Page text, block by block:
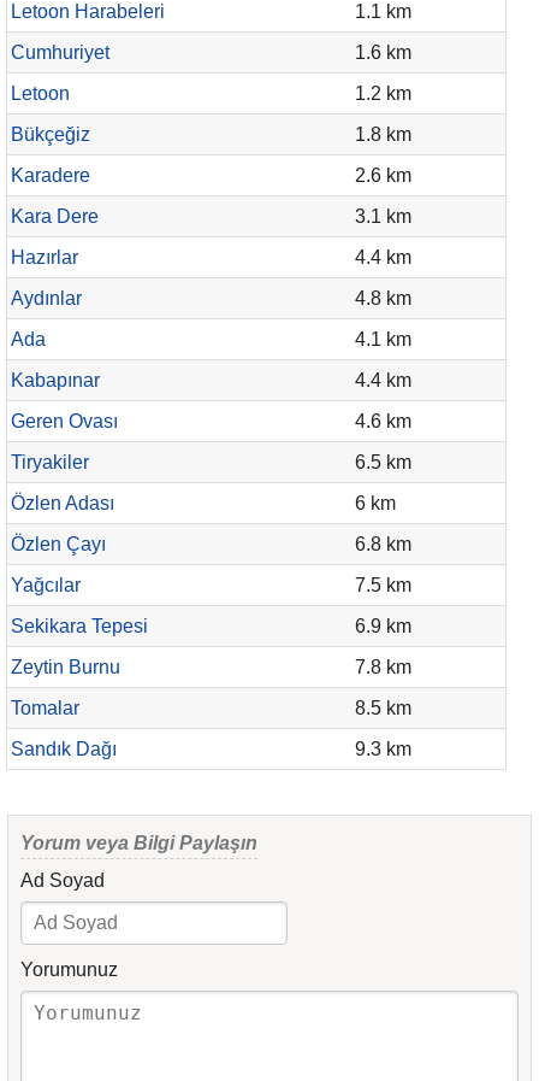
Letoon Harabeleri
1.1 km
Cumhuriyet
1.6 km
Letoon
1.2 km
Bükçeğiz
1.8 km
Karadere
2.6 km
Kara Dere
3.1 km
Hazırlar
4.4 km
Aydınlar
4.8 km
Ada
4.1 km
Kabapınar
4.4 km
Geren Ovası
4.6 km
Tiryakiler
6.5 km
Özlen Adası
6 km
Özlen Çayı
6.8 km
Yağcılar
7.5 km
Sekikara Tepesi
6.9 km
Zeytin Burnu
7.8 km
Tomalar
8.5 km
Sandık Dağı
9.3 km
Yorum veya Bilgi Paylaşın
Ad Soyad
Yorumunuz